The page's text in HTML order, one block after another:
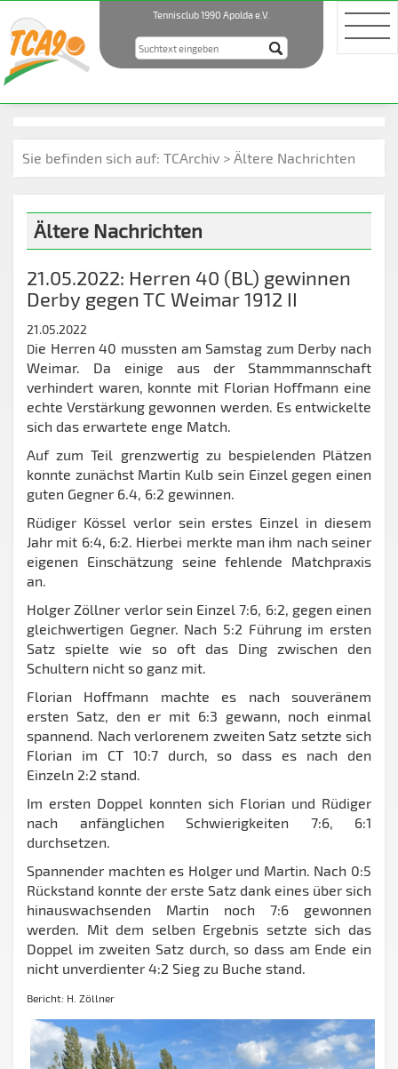
Tennisclub 1990 Apolda e.V.
Sie befinden sich auf: TCArchiv > Ältere Nachrichten
Ältere Nachrichten
21.05.2022: Herren 40 (BL) gewinnen
Derby gegen TC Weimar 1912 II
21.05.2022
Die Herren 40 mussten am Samstag zum Derby nach
Weimar. Da einige aus der Stammmannschaft
verhindert waren, konnte mit Florian Hoffmann eine
echte Verstärkung gewonnen werden. Es entwickelte
sich das erwartete enge Match.
Auf zum Teil grenzwertig zu bespielenden Plätzen
konnte zunächst Martin Kulb sein Einzel gegen einen
guten Gegner 6.4, 6:2 gewinnen.
Rüdiger Kössel verlor sein erstes Einzel in diesem
Jahr mit 6:4, 6:2. Hierbei merkte man ihm nach seiner
eigenen Einschätzung seine fehlende Matchpraxis
an.
Holger Zöllner verlor sein Einzel 7:6, 6:2, gegen einen
gleichwertigen Gegner. Nach 5:2 Führung im ersten
Satz spielte wie so oft das Ding zwischen den
Schultern nicht so ganz mit.
Florian Hoffmann machte es nach souveränem
ersten Satz, den er mit 6:3 gewann, noch einmal
spannend. Nach verlorenem zweiten Satz setzte sich
Florian im CT 10:7 durch, so dass es nach den
Einzeln 2:2 stand.
Im ersten Doppel konnten sich Florian und Rüdiger
nach anfänglichen Schwierigkeiten 7:6, 6:1
durchsetzen.
Spannender machten es Holger und Martin. Nach 0:5
Rückstand konnte der erste Satz dank eines über sich
hinauswachsenden Martin noch 7:6 gewonnen
werden. Mit dem selben Ergebnis setzte sich das
Doppel im zweiten Satz durch, so dass am Ende ein
nicht unverdienter 4:2 Sieg zu Buche stand.
Bericht: H. Zöllner